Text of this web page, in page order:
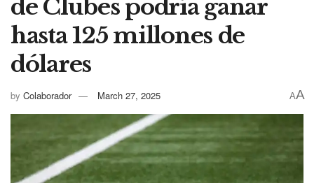
de Clubes podría ganar
hasta 125 millones de
dólares
by Colaborador March 27, 2025 AA